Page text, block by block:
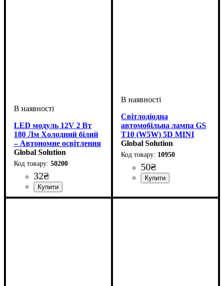
LED модуль 12V 2 Вт
180 Лм Холодний білий
– Автономне освітлення
IP65
Global Solution
50200
32₴
Світлодіодна
автомобільна лампа GS
T10 (W5W) 5D MINI
CRISTAL CERAMIC 10-
15V White
Global Solution
10950
50₴
Габаритні вогні
6000 K